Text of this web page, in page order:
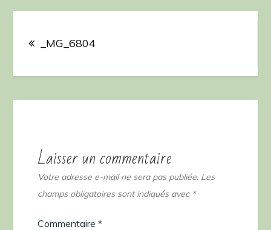
Navigation
de
l’article
_MG_6804
Laisser un commentaire
Votre adresse e-mail ne sera pas publiée. Les
champs obligatoires sont indiqués avec *
Commentaire*